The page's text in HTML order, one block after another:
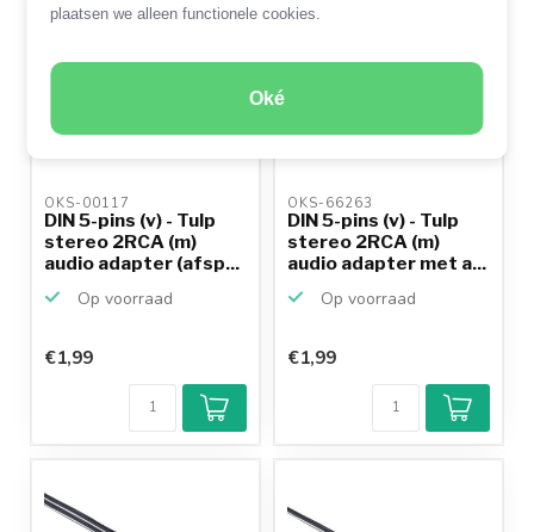
plaatsen we alleen functionele cookies.
Oké
OKS-00117
DIN 5-pins (v) - Tulp
stereo 2RCA (m)
audio adapter (afsp...
Op voorraad
€1,99
OKS-66263
DIN 5-pins (v) - Tulp
stereo 2RCA (m)
audio adapter met a...
Op voorraad
€1,99